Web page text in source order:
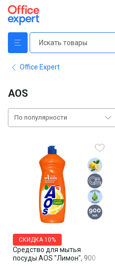
Office Expert
AOS
По популярности
Средство для мытья
посуды AOS "Лимон", 900
СКИДКА 10%